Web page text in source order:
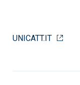
UNICATT.IT